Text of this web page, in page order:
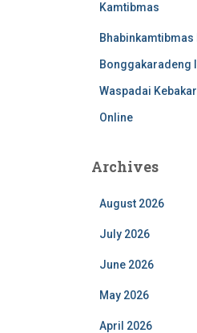
Kamtibmas
Bhabinkamtibmas
Bonggakaradeng
Waspadai
Online
Archives
August 2026
July 2026
June 2026
May 2026
April 2026